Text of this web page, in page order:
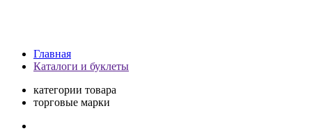
Главная
Каталоги и буклеты
категории товара
торговые марки